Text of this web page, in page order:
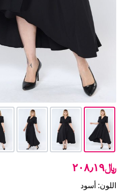
﷼٢٠٨٫١٩
اللون: أسود